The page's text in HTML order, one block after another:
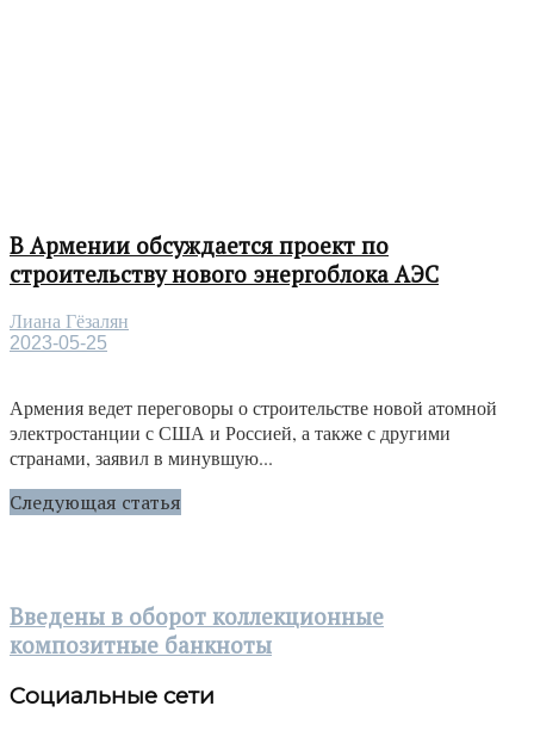
В Армении обсуждается проект по
строительству нового энергоблока АЭС
Лиана Гёзалян
2023-05-25
Армения ведет переговоры о строительстве новой атомной
электростанции с США и Россией, а также с другими
странами, заявил в минувшую...
Следующая статья
Введены в оборот коллекционные
композитные банкноты
Социальные сети